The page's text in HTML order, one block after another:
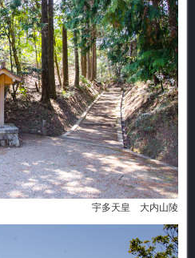
宇多天皇 大内山陵